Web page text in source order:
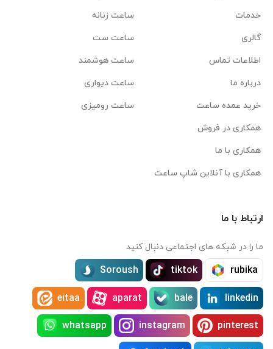
خدمات
گالری
اطلاعات تماس
درباره ما
خرید عمده ساعت
همکاری در فروش
همکاری با ما
همکاری با آنلاین شاپ ساعت
ساعت زنانه
ساعت ست
ساعت هوشمند
ساعت دیواری
ساعت رومیزی
ارتباط با ما
ما را در شبکه های اجتماعی دنبال کنید
rubika
tiktok
Soroush
linkedin
bale
aparat
eitaa
pinterest
instagram
whatsapp